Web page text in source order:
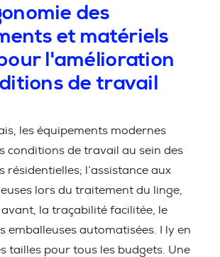
des
et matériels
l'amélioration
de travail
les équipements modernes
conditions de travail au sein des
résidentielles; l’assistance aux
lors du traitement du linge,
avant, la traçabilité facilitée, le
emballeuses automatisées. I ly en
tailles pour tous les budgets. Une